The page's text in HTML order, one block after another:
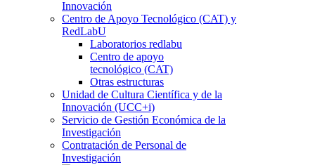
Innovación
Centro de Apoyo Tecnológico (CAT) y
RedLabU
Laboratorios redlabu
Centro de apoyo
tecnológico (CAT)
Otras estructuras
Unidad de Cultura Científica y de la
Innovación (UCC+i)
Servicio de Gestión Económica de la
Investigación
Contratación de Personal de
Investigación